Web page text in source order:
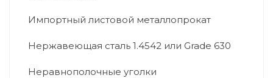
Импортный листовой металлопрокат
Нержавеющая сталь 1.4542 или Grade 630
Неравнополочные уголки